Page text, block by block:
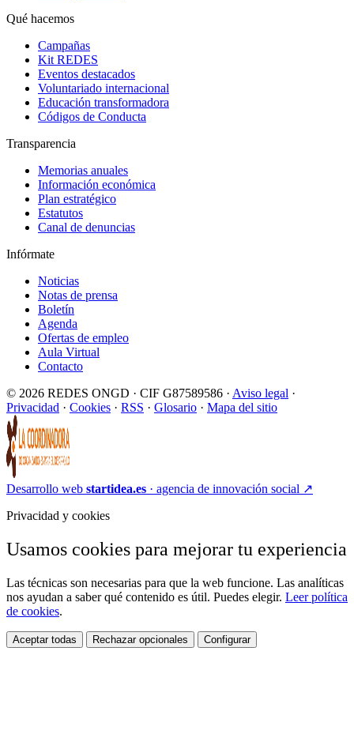
Qué hacemos
Campañas
Kit REDES
Eventos destacados
Voluntariado internacional
Educación transformadora
Códigos de Conducta
Transparencia
Memorias anuales
Información económica
Plan estratégico
Estatutos
Canal de denuncias
Infórmate
Noticias
Notas de prensa
Boletín
Agenda
Ofertas de empleo
Aula Virtual
Contacto
© 2026 REDES ONGD · CIF G87589586 · Aviso legal ·
Privacidad · Cookies · RSS · Glosario · Mapa del sitio
Desarrollo web startidea.es · agencia de innovación social ↗
Privacidad y cookies
Usamos cookies para mejorar tu experiencia
Las técnicas son necesarias para que la web funcione. Las analíticas
nos ayudan a saber qué contenido es útil. Puedes elegir. Leer política
de cookies.
Aceptar todas Rechazar opcionales Configurar